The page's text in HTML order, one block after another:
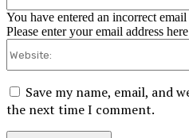
You have entered an incorrect email
Please enter your email address here
Save my name, email, and
the next time I comment.